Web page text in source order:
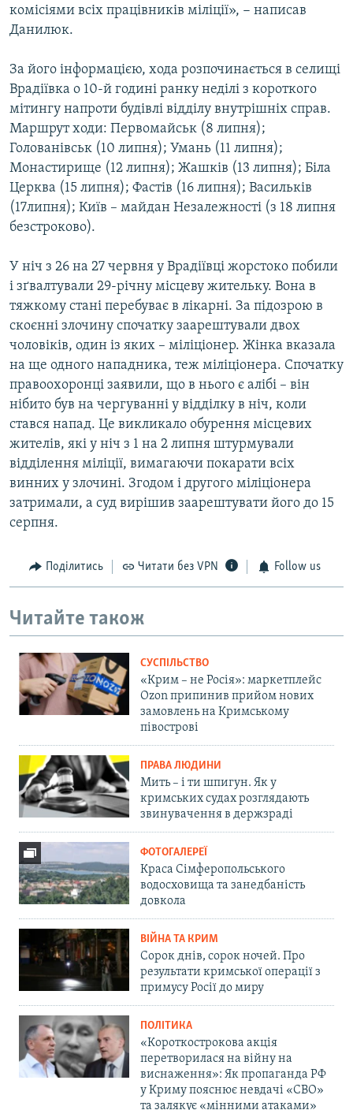
комісіями всіх працівників міліції», − написав
Данилюк.
За його інформацією, хода розпочинається в селищі
Врадіївка о 10-й годині ранку неділі з короткого
мітингу напроти будівлі відділу внутрішніх справ.
Маршрут ходи: Первомайськ (8 липня);
Голованівськ (10 липня); Умань (11 липня);
Монастирище (12 липня); Жашків (13 липня); Біла
Церква (15 липня); Фастів (16 липня); Васильків
(17липня); Київ – майдан Незалежності (з 18 липня
безстроково).
У ніч з 26 на 27 червня у Врадіївці жорстоко побили
і зґвалтували 29-річну місцеву жительку. Вона в
тяжкому стані перебуває в лікарні. За підозрою в
скоєнні злочину спочатку заарештували двох
чоловіків, один із яких – міліціонер. Жінка вказала
на ще одного нападника, теж міліціонера. Спочатку
правоохоронці заявили, що в нього є алібі – він
нібито був на чергуванні у відділку в ніч, коли
стався напад. Це викликало обурення місцевих
жителів, які у ніч з 1 на 2 липня штурмували
відділення міліції, вимагаючи покарати всіх
винних у злочині. Згодом і другого міліціонера
затримали, а суд вирішив заарештувати його до 15
серпня.
Поділитись Читати без VPN Follow us
Читайте також
СУСПІЛЬСТВО
«Крим – не Росія»: маркетплейс
Ozon припинив прийом нових
замовлень на Кримському
півострові
ПРАВА ЛЮДИНИ
Мить – і ти шпигун. Як у
кримських судах розглядають
звинувачення в держзраді
ФОТОГАЛЕРЕЇ
Краса Сімферопольського
водосховища та занедбаність
довкола
ВІЙНА ТА КРИМ
Сорок днів, сорок ночей. Про
результати кримської операції з
примусу Росії до миру
ПОЛІТИКА
«Короткострокова акція
перетворилася на війну на
виснаження»: Як пропаганда РФ
у Криму пояснює невдачі «СВО»
та залякує «мінними атаками»